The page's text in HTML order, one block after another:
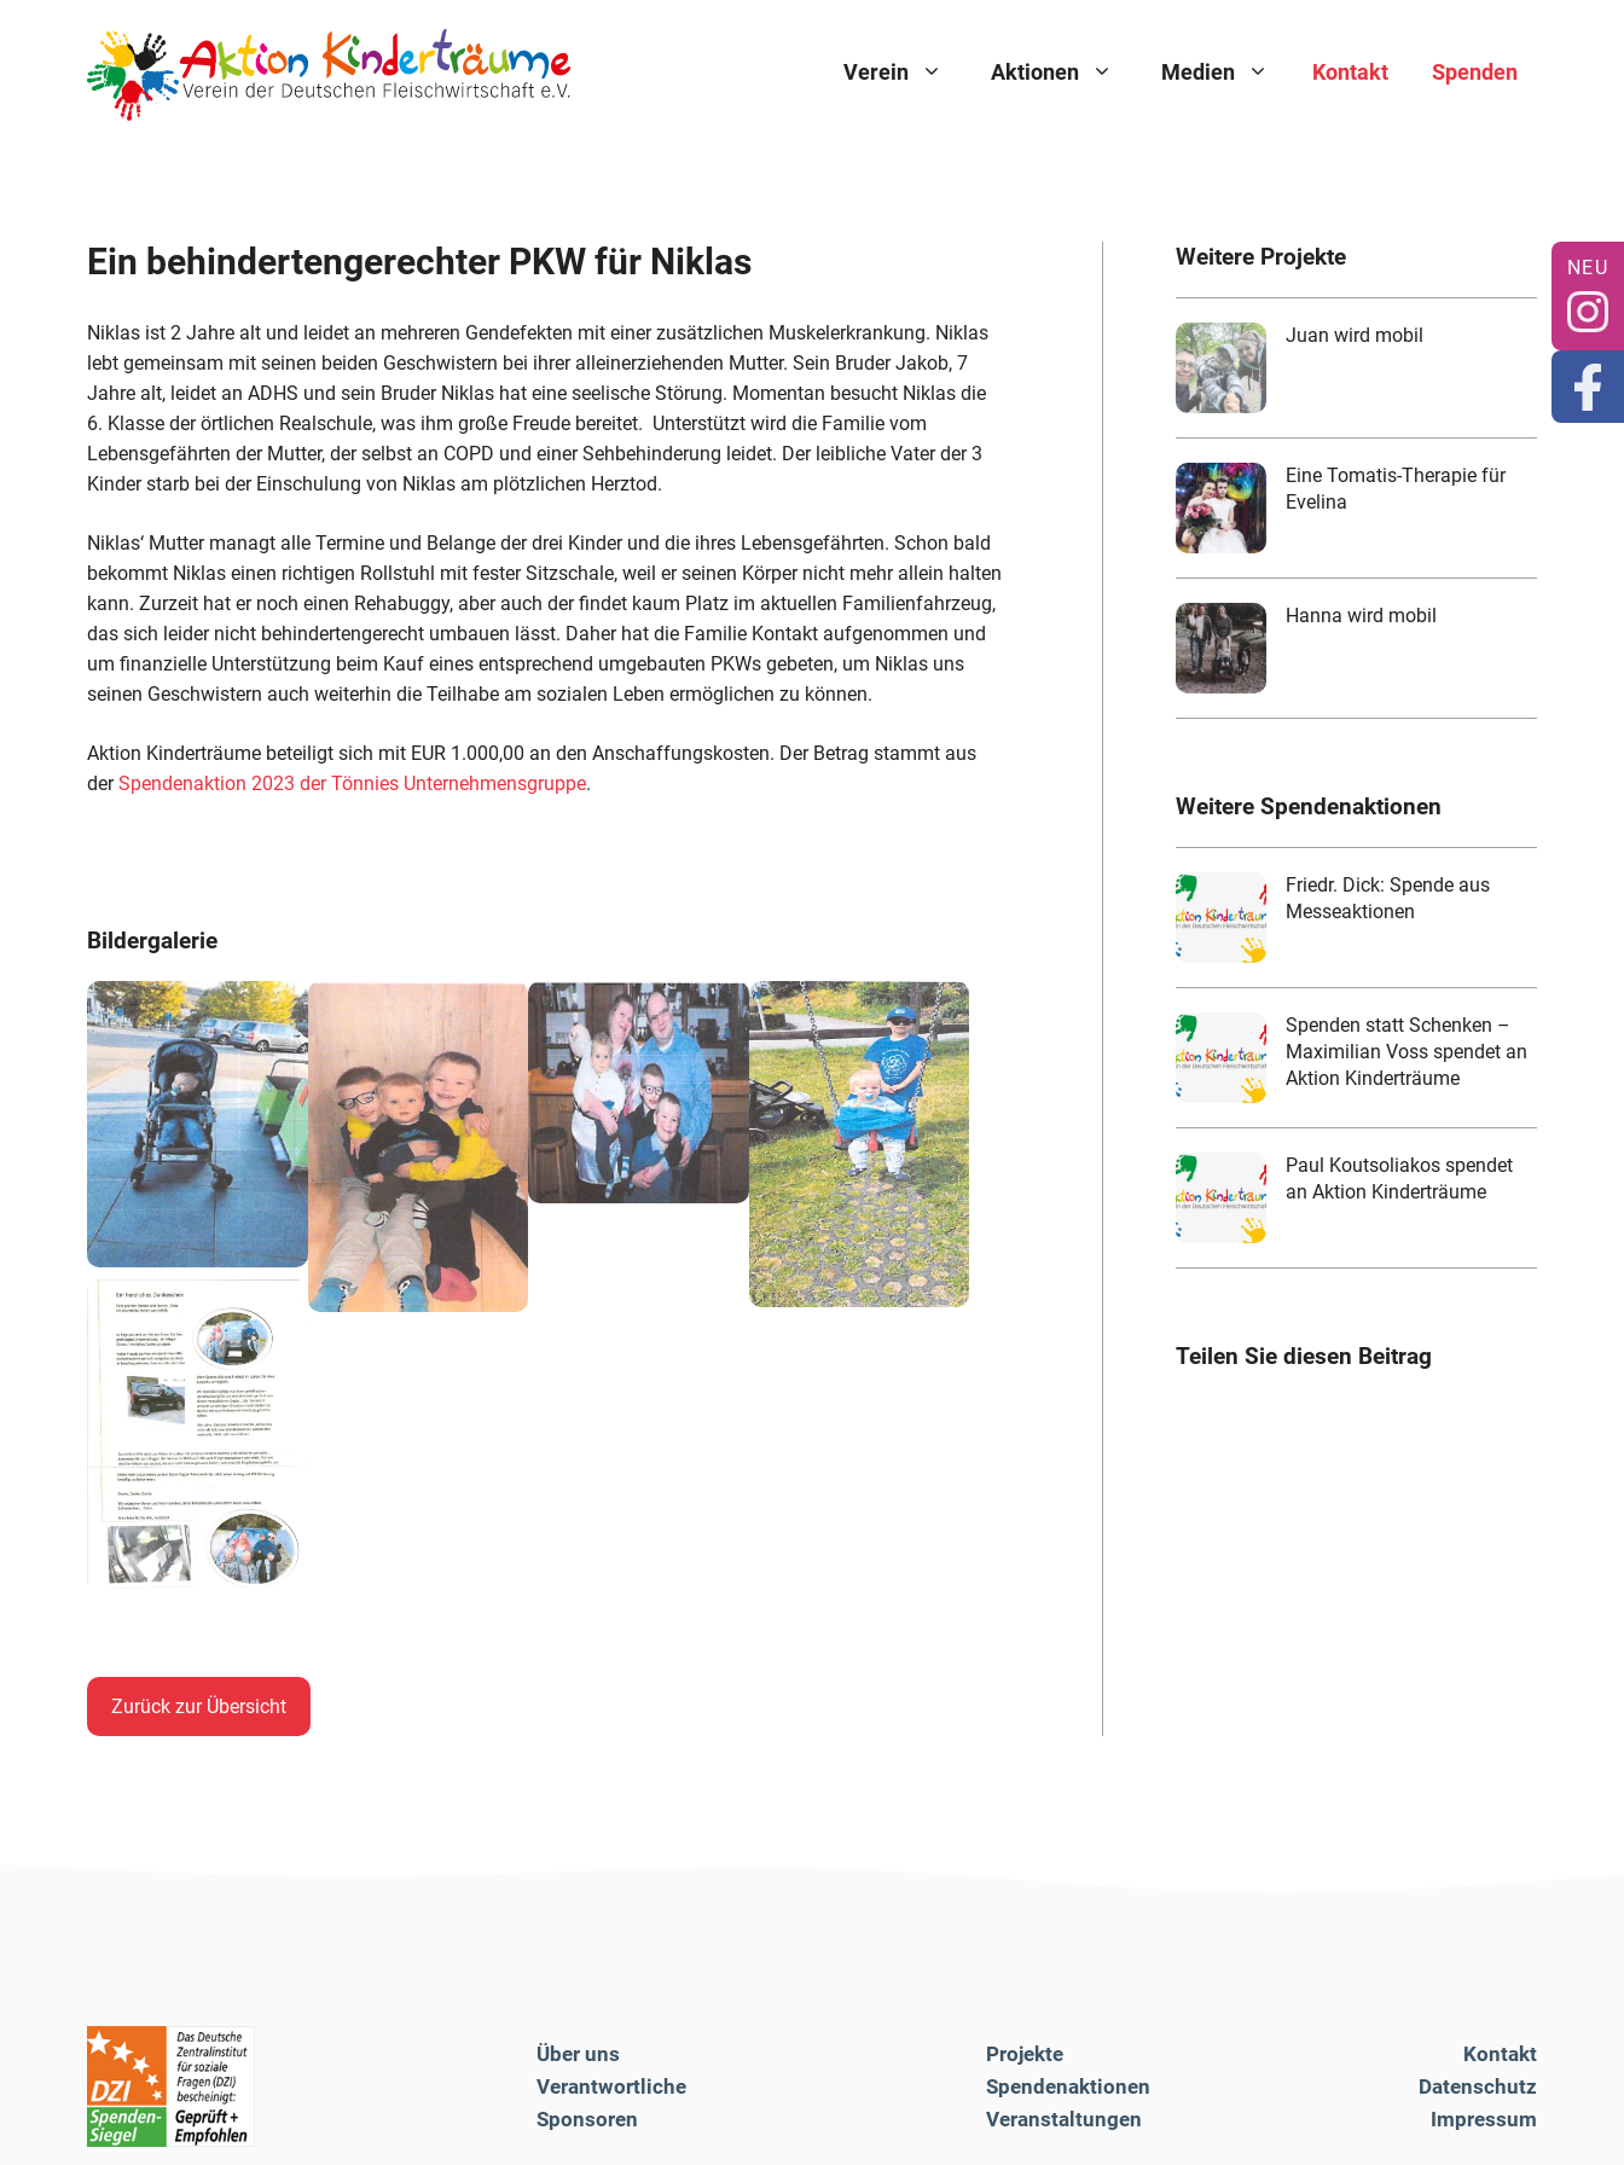
Verein Aktionen Medien Kontakt Spenden
Ein behindertengerechter PKW für Niklas
Niklas ist 2 Jahre alt und leidet an mehreren Gendefekten mit einer zusätzlichen Muskelerkrankung. Niklas
lebt gemeinsam mit seinen beiden Geschwistern bei ihrer alleinerziehenden Mutter. Sein Bruder Jakob, 7
Jahre alt, leidet an ADHS und sein Bruder Niklas hat eine seelische Störung. Momentan besucht Niklas die
6. Klasse der örtlichen Realschule, was ihm große Freude bereitet. Unterstützt wird die Familie vom
Lebensgefährten der Mutter, der selbst an COPD und einer Sehbehinderung leidet. Der leibliche Vater der 3
Kinder starb bei der Einschulung von Niklas am plötzlichen Herztod.
Niklas‘ Mutter managt alle Termine und Belange der drei Kinder und die ihres Lebensgefährten. Schon bald
bekommt Niklas einen richtigen Rollstuhl mit fester Sitzschale, weil er seinen Körper nicht mehr allein halten
kann. Zurzeit hat er noch einen Rehabuggy, aber auch der findet kaum Platz im aktuellen Familienfahrzeug,
das sich leider nicht behindertengerecht umbauen lässt. Daher hat die Familie Kontakt aufgenommen und
um finanzielle Unterstützung beim Kauf eines entsprechend umgebauten PKWs gebeten, um Niklas uns
seinen Geschwistern auch weiterhin die Teilhabe am sozialen Leben ermöglichen zu können.
Aktion Kinderträume beteiligt sich mit EUR 1.000,00 an den Anschaffungskosten. Der Betrag stammt aus
derSpendenaktion 2023 der Tönnies Unternehmensgruppe.
Bildergalerie
Zurück zur Übersicht
Weitere Projekte
Juan wird mobil
Eine Tomatis-Therapie für
Evelina
Hanna wird mobil
Weitere Spendenaktionen
Friedr. Dick: Spende aus
Messeaktionen
Spenden statt Schenken –
Maximilian Voss spendet an
Aktion Kinderträume
Paul Koutsoliakos spendet
an Aktion Kinderträume
Teilen Sie diesen Beitrag
Über uns
Verantwortliche
Sponsoren
Projekte
Spendenaktionen
Veranstaltungen
Kontakt
Datenschutz
Impressum